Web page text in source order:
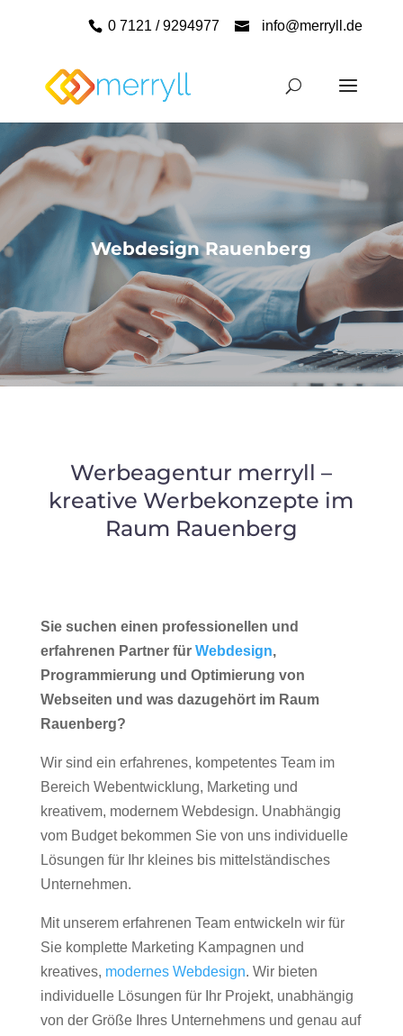
0 7121 / 9294977 info@merryll.de
Webdesign Rauenberg
Werbeagentur merryll –
kreative Werbekonzepte im
Raum Rauenberg
Sie suchen einen professionellen und
erfahrenen Partner für Webdesign,
Programmierung und Optimierung von
Webseiten und was dazugehört im Raum
Rauenberg?
Wir sind ein erfahrenes, kompetentes Team im
Bereich Webentwicklung, Marketing und
kreativem, modernem Webdesign. Unabhängig
vom Budget bekommen Sie von uns individuelle
Lösungen für Ihr kleines bis mittelständisches
Unternehmen.
Mit unserem erfahrenen Team entwickeln wir für
Sie komplette Marketing Kampagnen und
kreatives, modernes Webdesign. Wir bieten
individuelle Lösungen für Ihr Projekt, unabhängig
von der Größe Ihres Unternehmens und genau auf